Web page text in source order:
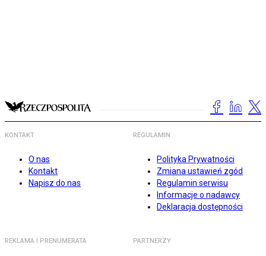
KONTAKT
O nas
Kontakt
Napisz do nas
REGULAMIN
Polityka Prywatności
Zmiana ustawień zgód
Regulamin serwisu
Informacje o nadawcy
Deklaracja dostępności
REKLAMA I PRENUMERATA PARTNERZY